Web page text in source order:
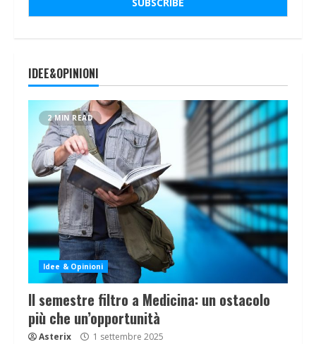
IDEE&OPINIONI
2 MIN READ
Idee & Opinioni
Il semestre filtro a Medicina: un ostacolo
più che un’opportunità
Asterix 1 settembre 2025